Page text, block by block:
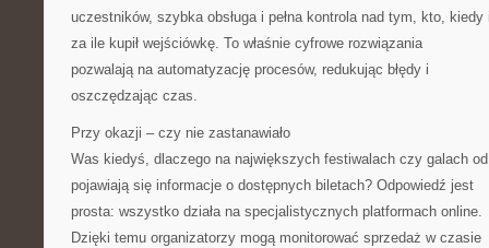
uczestników, szybka obsługa i pełna kontrola nad tym, kto, kiedy
za ile kupił wejściówkę. To właśnie cyfrowe rozwiązania
pozwalają na automatyzację procesów, redukując błędy i
oszczędzając czas.
Przy okazji – czy nie zastanawiało
Was kiedyś, dlaczego na największych festiwalach czy galach
pojawiają się informacje o dostępnych biletach? Odpowiedź jest
prosta: wszystko działa na specjalistycznych platformach online.
Dzięki temu organizatorzy mogą monitorować sprzedaż w czasie